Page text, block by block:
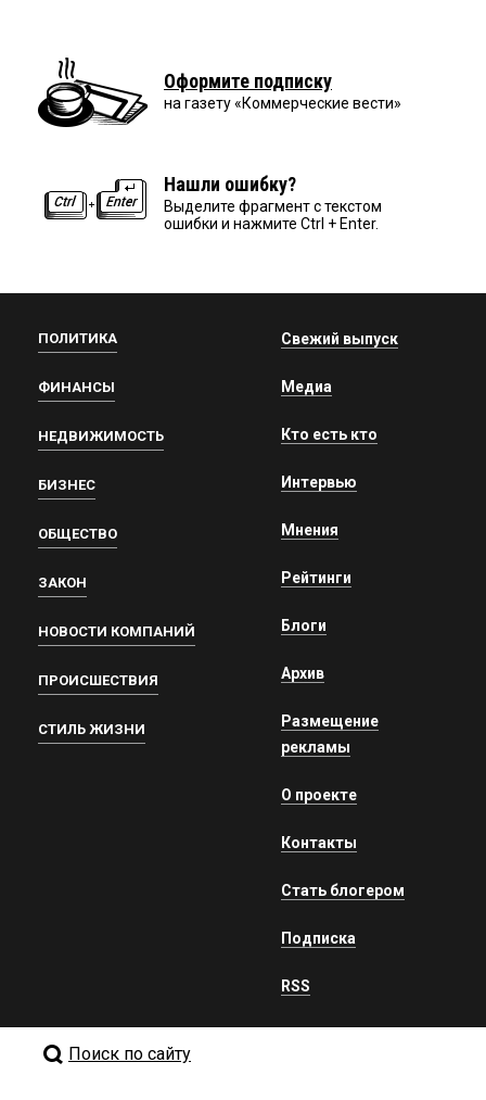
Оформите подписку
на газету «Коммерческие вести»
Нашли ошибку?
Выделите фрагмент с текстом
ошибки и нажмите Ctrl + Enter.
ПОЛИТИКА
ФИНАНСЫ
НЕДВИЖИМОСТЬ
БИЗНЕС
ОБЩЕСТВО
ЗАКОН
НОВОСТИ КОМПАНИЙ
ПРОИСШЕСТВИЯ
СТИЛЬ ЖИЗНИ
Свежий выпуск
Медиа
Кто есть кто
Интервью
Мнения
Рейтинги
Блоги
Архив
Размещение
рекламы
О проекте
Контакты
Стать блогером
Подписка
RSS
Поиск по сайту